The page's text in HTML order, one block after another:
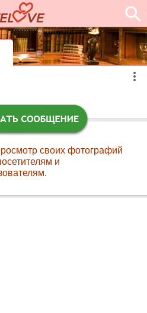
своих фотографий
и